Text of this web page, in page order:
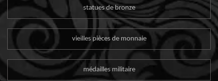
statues de bronze
vieilles pièces de monnaie
médailles militaire